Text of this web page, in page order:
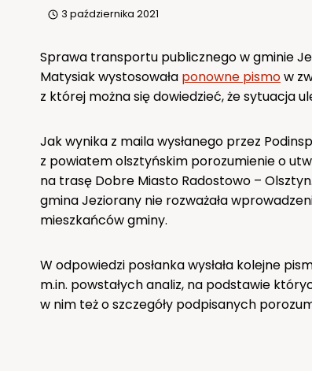
3 października 2021
Sprawa transportu publicznego w gminie
Matysiak wystosowała ponowne pismow
z której można się dowiedzieć, że sytuacja
Jak wynika z maila wysłanego przez
z powiatem olsztyńskim porozumienie o
na trasę Dobre Miasto Radostowo –
gmina Jeziorany nie rozważała
mieszkańców gminy.
W odpowiedzi posłanka wysłała kolejne
m.in. powstałych analiz, na podstawie
w nim też o szczegóły podpisanych